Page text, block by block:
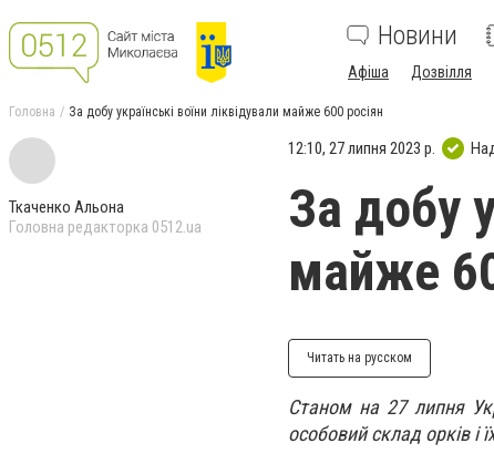
Новини
Афіша Дозвілля
Головна За добу українські воїни ліквідували майже 600 росіян
Ткаченко Альона
Головна редакторка 0512.ua
12:10, 27 липня 2023 р.
За добу
майже
Читать на русском
Станом на 27 липня
особовий склад орків і